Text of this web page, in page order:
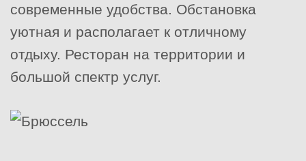
современные удобства. Обстановка
уютная и располагает к отличному
отдыху. Ресторан на территории и
большой спектр услуг.